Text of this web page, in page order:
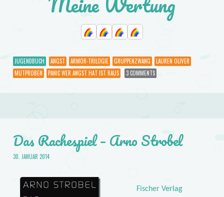
JUGENDBUCH ANGST ARMOR-TRILOGIE GRUPPENZWANG
LAUREN OLIVER
MUTPROBEN
PANIC WER ANGST HAT IST RAUS 3 COMMENTS
Das Rachespiel – Arno Strobel
30. JANUAR 2014
Fischer Verlag